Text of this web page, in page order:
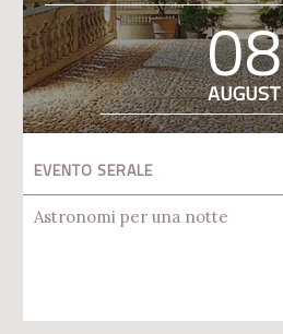
08
AUGUST
EVENTO SERALE
Astronomi per una notte